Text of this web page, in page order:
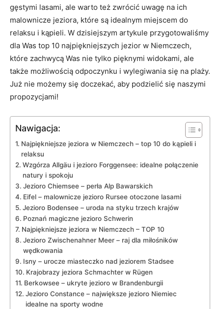
gęstymi lasami, ale warto też zwrócić uwagę na ich
malownicze jeziora, które są idealnym miejscem⁣ do
relaksu i kąpieli. ⁢W dzisiejszym artykule przygotowaliśmy
dla Was top 10 najpiękniejszych jezior w Niemczech,
które zachwycą Was nie tylko‌ pięknymi widokami, ale
także możliwością odpoczynku i wylegiwania się na plaży.
Już nie możemy ⁢się ⁤doczekać, aby podzielić się naszymi⁣
propozycjami!
Nawigacja:
Najpiękniejsze jeziora w Niemczech – top ​10 do kąpieli i
relaksu
Wzgórza Allgäu i jezioro Forggensee: idealne połączenie
natury ⁣i spokoju
Jezioro Chiemsee – perła Alp Bawarskich
Eifel – malownicze jezioro Rursee otoczone lasami
Jezioro Bodensee​ – uroda na styku trzech krajów
Poznań magiczne‌ jezioro Schwerin
Najpiękniejsze jeziora w Niemczech – TOP 10
Jezioro ⁣Zwischenahner Meer – raj dla miłośników
wędkowania
Isny – urocze miasteczko nad jeziorem Stadsee
Krajobrazy jeziora Schmachter w Rügen
Berkowsee‍ – ukryte jezioro w‍ Brandenburgii
Jezioro Constance – największe jezioro⁣ Niemiec
idealne na sporty wodne